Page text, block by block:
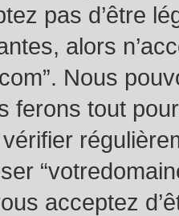
pas d’être
alors
Nous
ferons tout
acceptez